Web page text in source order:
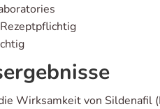
Wirksamkeit von Sildenafil